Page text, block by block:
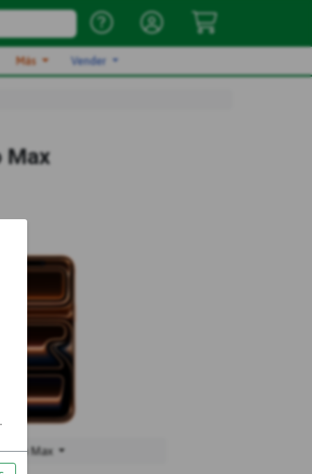
Más Vender
Max
Pro Max